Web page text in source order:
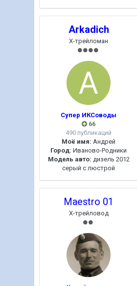
Arkadich
Х-трейломан
Супер ИКСоводы
66
490 публикаций
Моё имя: Андрей
Город: Иваново-Родники
Модель авто: дизель 2012
серый с люстрой
Maestro 01
Х-трейловод